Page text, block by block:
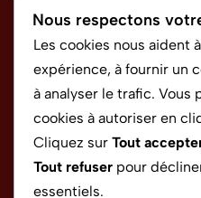
Conditions Générales
CONTACT
rapido.sponso@gmail.com
Nous respectons
Les cookies nous aident
expérience, à fournir un
à analyser le trafic. Vous
cookies à autoriser en
Cliquez sur Tout
Tout refuser pour
essentiels.